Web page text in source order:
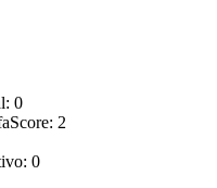
0
2
0